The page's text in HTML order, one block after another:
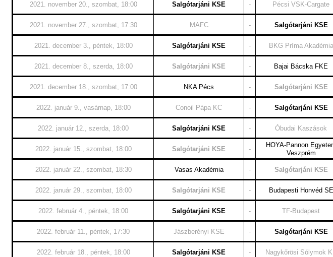
2021. november 20., szombat, 18:00 Salgótarjáni KSE - Pécsi VSK-Cargate
2021. november 27., szombat, 17:30 MAFC - Salgótarjáni KSE
2021. december 3., péntek, 18:00 Salgótarjáni KSE - BKG Príma Akadémia
2021. december 8., szerda, 18:00 Salgótarjáni KSE - Bajai Bácska FKE
2021. december 18., szombat, 17:00 NKA Pécs - Salgótarjáni KSE
2022. január 9., vasárnap, 18:00 Conoil Pápa KC - Salgótarjáni KSE
2022. január 12., szerda, 18:00 Salgótarjáni KSE - Óbudai Kaszások
2022. január 15., szombat, 18:00 Salgótarjáni KSE -
HOYA-Pannon
Veszprém
2022. január 22., szombat, 18:30 Vasas Akadémia - Salgótarjáni KSE
2022. január 29., szombat, 18:00 Salgótarjáni KSE - Budapesti Honvéd SE
2022. február 4., péntek, 18:00 Salgótarjáni KSE - TF-Budapest
2022. február 11., péntek, 17:30 Jászberényi KSE - Salgótarjáni KSE
2022. február 18., péntek, 18:00 Salgótarjáni KSE - Nagykőrösi Sólymok